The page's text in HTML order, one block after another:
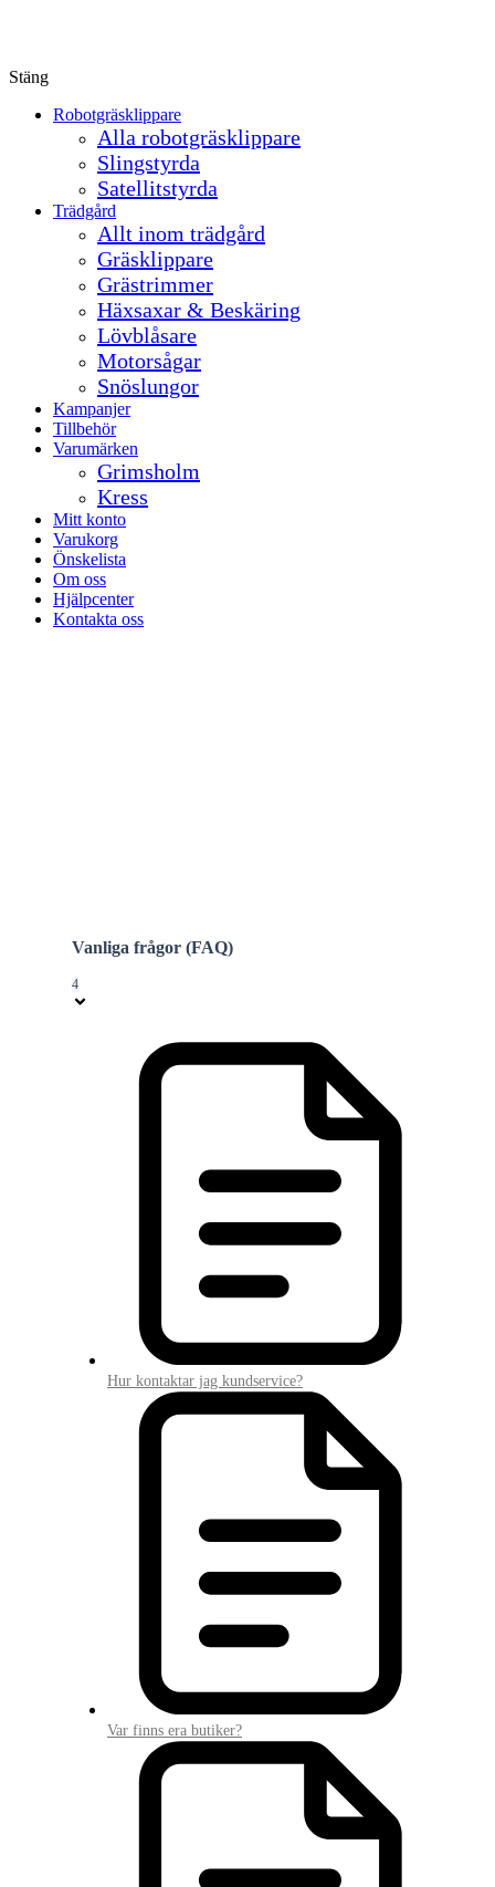
Stäng
Robotgräsklippare
Alla robotgräsklippare
Slingstyrda
Satellitstyrda
Trädgård
Allt inom trädgård
Gräsklippare
Grästrimmer
Häxsaxar & Beskäring
Lövblåsare
Motorsågar
Snöslungor
Kampanjer
Tillbehör
Varumärken
Grimsholm
Kress
Mitt konto
Varukorg
Önskelista
Om oss
Hjälpcenter
Kontakta oss
Vanliga frågor (FAQ)
4
Hur kontaktar jag kundservice?
Var finns era butiker?